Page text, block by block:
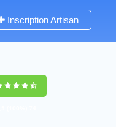
Inscription Artisan